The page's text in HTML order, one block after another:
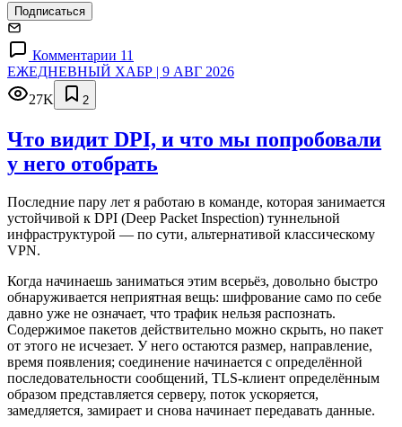
Подписаться
Комментарии 11
ЕЖЕДНЕВНЫЙ ХАБР | 9 АВГ 2026
27K
2
Что видит DPI, и что мы попробовали
у него отобрать
Последние пару лет я работаю в команде, которая занимается
устойчивой к DPI (Deep Packet Inspection) туннельной
инфраструктурой — по сути, альтернативой классическому
VPN.
Когда начинаешь заниматься этим всерьёз, довольно быстро
обнаруживается неприятная вещь: шифрование само по себе
давно уже не означает, что трафик нельзя распознать.
Содержимое пакетов действительно можно скрыть, но пакет
от этого не исчезает. У него остаются размер, направление,
время появления; соединение начинается с определённой
последовательности сообщений, TLS-клиент определённым
образом представляется серверу, поток ускоряется,
замедляется, замирает и снова начинает передавать данные.